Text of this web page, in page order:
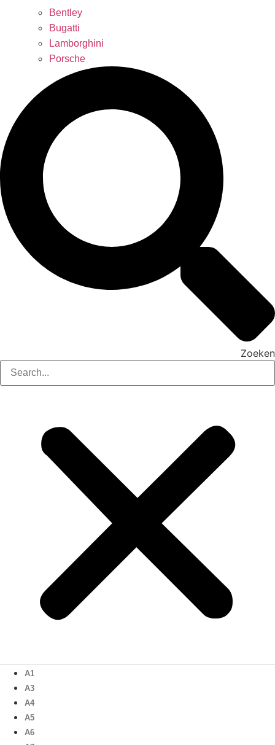
Bentley
Bugatti
Lamborghini
Porsche
Zoeken
A1
A3
A4
A5
A6